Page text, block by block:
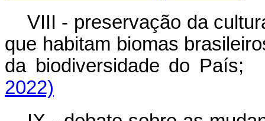
VIII - preservação da
que habitam biomas
da biodiversidade do
2022)